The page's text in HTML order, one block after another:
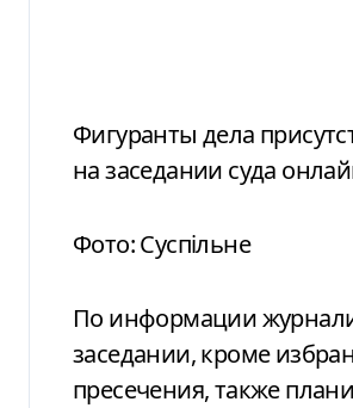
Фигуранты дела присутствовали
на заседании суда
Фото: Суспільне
По информации
заседании, кроме
пресечения, также